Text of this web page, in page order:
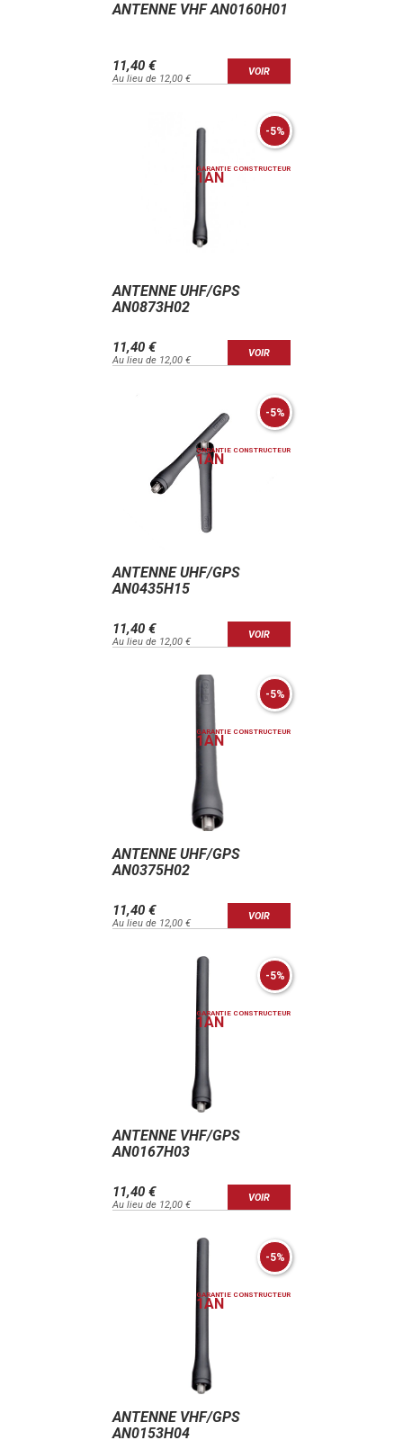
ANTENNE VHF AN0160H01
11,40 €
Au lieu de 12,00 €
VOIR
-5%
GARANTIE CONSTRUCTEUR
1AN
ANTENNE UHF/GPS
AN0873H02
11,40 €
Au lieu de 12,00 €
VOIR
-5%
GARANTIE CONSTRUCTEUR
1AN
ANTENNE UHF/GPS
AN0435H15
11,40 €
Au lieu de 12,00 €
VOIR
-5%
GARANTIE CONSTRUCTEUR
1AN
ANTENNE UHF/GPS
AN0375H02
11,40 €
Au lieu de 12,00 €
VOIR
-5%
GARANTIE CONSTRUCTEUR
1AN
ANTENNE VHF/GPS
AN0167H03
11,40 €
Au lieu de 12,00 €
VOIR
-5%
GARANTIE CONSTRUCTEUR
1AN
ANTENNE VHF/GPS
AN0153H04